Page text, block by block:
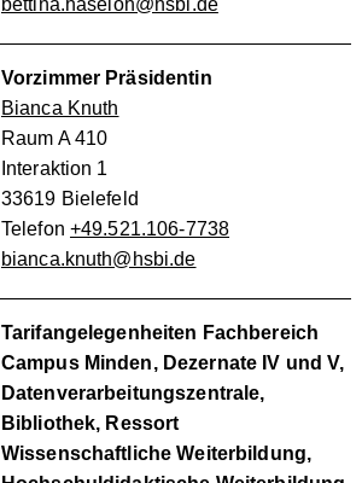
bettina.haseloh@hsbi.de
Vorzimmer Präsidentin
Bianca Knuth
Raum A 410
Interaktion 1
33619 Bielefeld
Telefon +49.521.106-7738
bianca.knuth@hsbi.de
Tarifangelegenheiten Fachbereich
Campus Minden, Dezernate IV und V,
Datenverarbeitungszentrale,
Bibliothek, Ressort
Wissenschaftliche Weiterbildung,